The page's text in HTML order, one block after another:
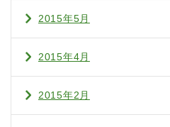
2015年5月
2015年4月
2015年2月